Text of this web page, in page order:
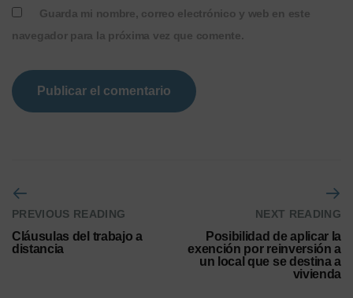
Guarda mi nombre, correo electrónico y web en este
navegador para la próxima vez que comente.
PREVIOUS READING
Cláusulas del trabajo a
distancia
NEXT READING
Posibilidad de aplicar la
exención por reinversión a
un local que se destina a
vivienda